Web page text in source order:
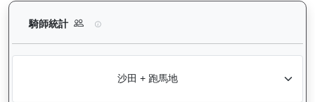
騎師統計 歡樂飛駒（J496）— 騎師統計分析：查看各騎